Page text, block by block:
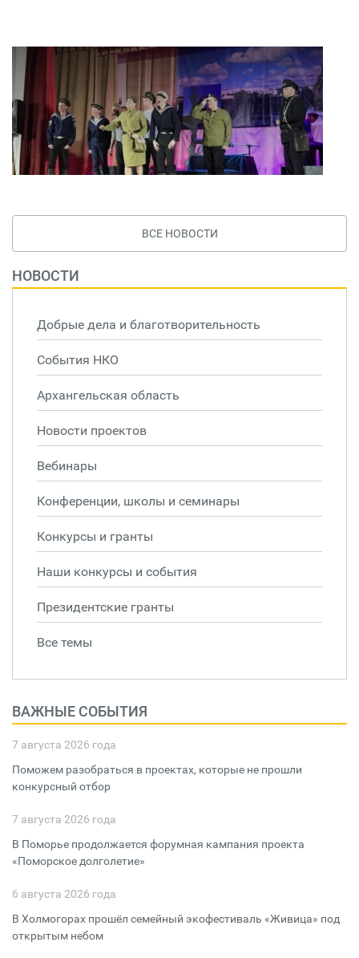
ВСЕ НОВОСТИ
НОВОСТИ
Добрые дела и благотворительность
События НКО
Архангельская область
Новости проектов
Вебинары
Конференции, школы и семинары
Конкурсы и гранты
Наши конкурсы и события
Президентские гранты
Все темы
ВАЖНЫЕ СОБЫТИЯ
7 августа 2026 года
Поможем разобраться в проектах, которые не прошли
конкурсный отбор
7 августа 2026 года
В Поморье продолжается форумная кампания проекта
«Поморское долголетие»
6 августа 2026 года
В Холмогорах прошёл семейный экофестиваль «Живица» под
открытым небом